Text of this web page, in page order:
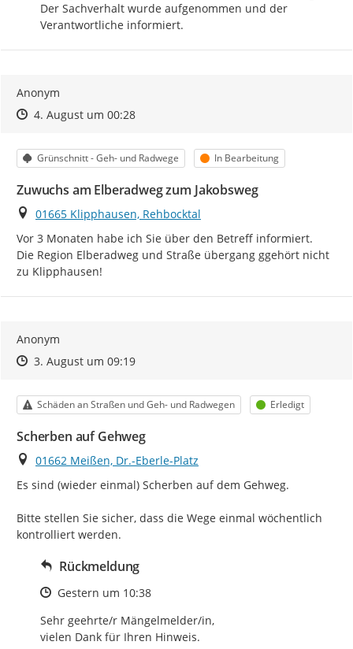
Der Sachverhalt wurde aufgenommen und der
Verantwortliche informiert.
Anonym
Zeitpunkt des Erstellens
Zeitpunkt des Erstellens
4. August um 00:28Zur Äußerung
Kategorie
Grünschnitt - Geh- und Radwege Status
In Bearbeitung
Zuwuchs am Elberadweg zum Jakobsweg
Ort
01665 Klipphausen, Rehbocktal
Vor 3 Monaten habe ich Sie über den Betreff informiert.
Die Region Elberadweg und Straße übergang ggehört nicht
zu Klipphausen!
Anonym
Zeitpunkt des Erstellens
Zeitpunkt des Erstellens
3. August um 09:19Zur Äußerung
Kategorie
Schäden an Straßen und Geh- und Radwegen Status
Erledigt
Scherben auf Gehweg
Ort
01662 Meißen, Dr.-Eberle-Platz
Es sind (wieder einmal) Scherben auf dem Gehweg.
Bitte stellen Sie sicher, dass die Wege einmal wöchentlich
kontrolliert werden.
Rückmeldung
Zeitpunkt des Erstellens
Gestern um 10:38
Sehr geehrte/r Mängelmelder/in,
vielen Dank für Ihren Hinweis.